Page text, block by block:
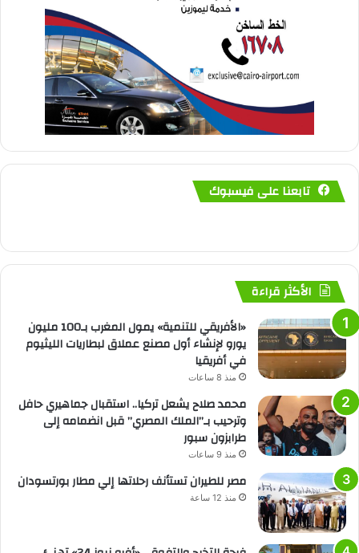
تابعنا على فيسبوك
الأكثر قراءة
«الأفريقي للتنمية» يمول المغرب بـ100 مليون
يورو لإنشاء أول مصنع عملاق لبطاريات الليثيوم
في أفريقيا
منذ 8 ساعات
محمد صلاح يشعل تركيا.. استقبال جماهيري حافل
وترحيب بـ”الملك المصري” قبل انضمامه إلى
طرابزون سبور
منذ 9 ساعات
مصر للطيران تستأنف رحلاتها إلي مطار بورتسودان
منذ 12 ساعة